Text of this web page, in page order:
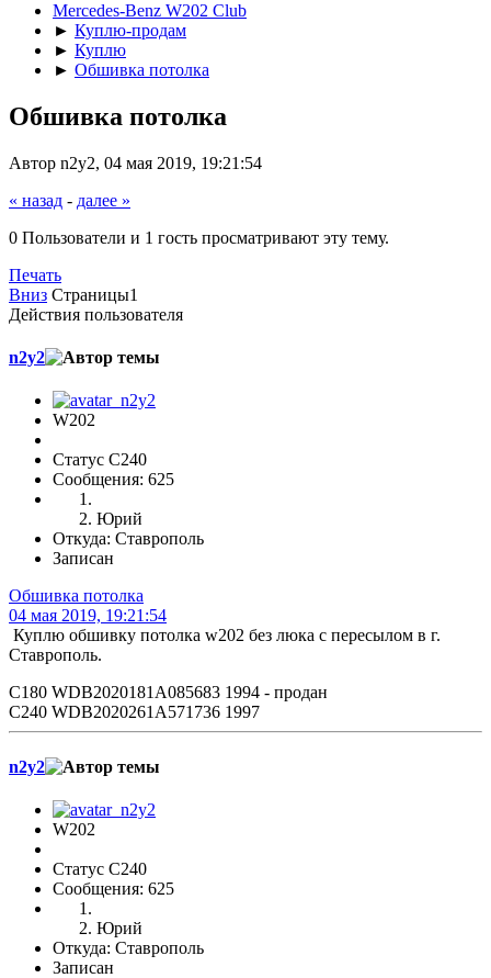
Mercedes-Benz W202 Club
► Куплю-продам
► Куплю
► Обшивка потолка
Обшивка потолка
Автор n2y2, 04 мая 2019, 19:21:54
« назад - далее »
0 Пользователи и 1 гость просматривают эту тему.
Печать
Вниз Страницы1
Действия пользователя
n2y2
W202
Статус C240
Сообщения: 625
Юрий
Откуда: Ставрополь
Записан
Обшивка потолка
04 мая 2019, 19:21:54
Куплю обшивку потолка w202 без люка с пересылом в г.
Ставрополь.
С180 WDB2020181A085683 1994 - продан
С240 WDB2020261A571736 1997
n2y2
W202
Статус C240
Сообщения: 625
Юрий
Откуда: Ставрополь
Записан